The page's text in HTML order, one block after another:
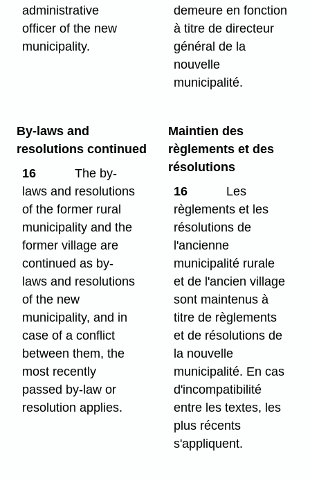
administrative
officer of the new
municipality.
demeure en fonction
à titre de directeur
général de la
nouvelle
municipalité.
By-laws and
resolutions continued
16
The by-
laws and resolutions
of the former rural
municipality and the
former village are
continued as by-
laws and resolutions
of the new
municipality, and in
case of a conflict
between them, the
most recently
passed by-law or
resolution applies.
Maintien des
règlements et des
résolutions
16
Les
règlements et les
résolutions de
l'ancienne
municipalité rurale
et de l'ancien village
sont maintenus à
titre de règlements
et de résolutions de
la nouvelle
municipalité. En cas
d'incompatibilité
entre les textes, les
plus récents
s'appliquent.